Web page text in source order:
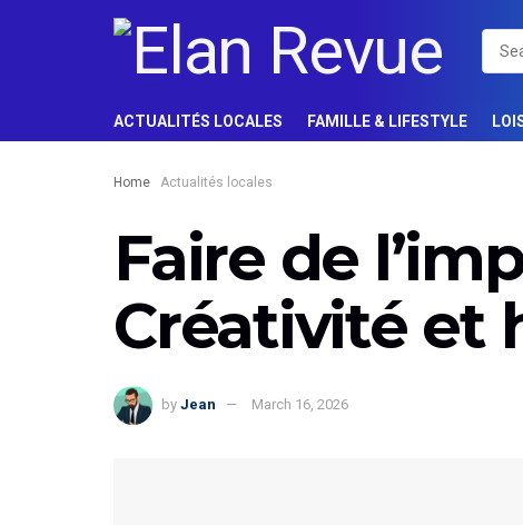
ACTUALITÉS LOCALES FAMILLE & LIFESTYLE
Home Actualités locales
Faire de
Créativité et
by Jean March 16, 2026